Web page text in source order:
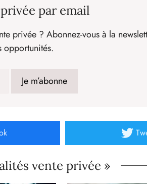
par email
privée ? Abonnez-vous à la
opportunités.
vente privée »